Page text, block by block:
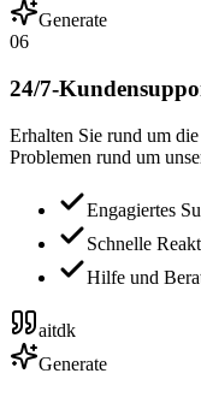
Generate
06
24/7-
Erhalten Sie rund um
Problemen rund um
Engagiertes
Schnelle
Hilfe und
aitdk
Generate